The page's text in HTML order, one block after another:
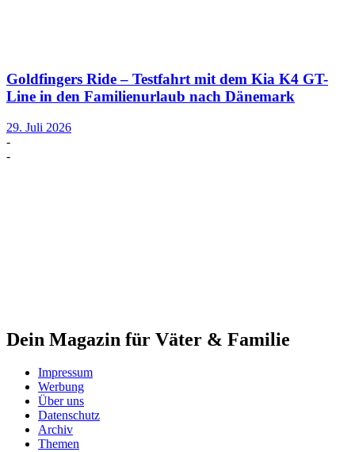
Goldfingers Ride – Testfahrt mit dem Kia K4 GT-
Line in den Familienurlaub nach Dänemark
29. Juli 2026
-
-
Dein Magazin für Väter & Familie
Impressum
Werbung
Über uns
Datenschutz
Archiv
Themen